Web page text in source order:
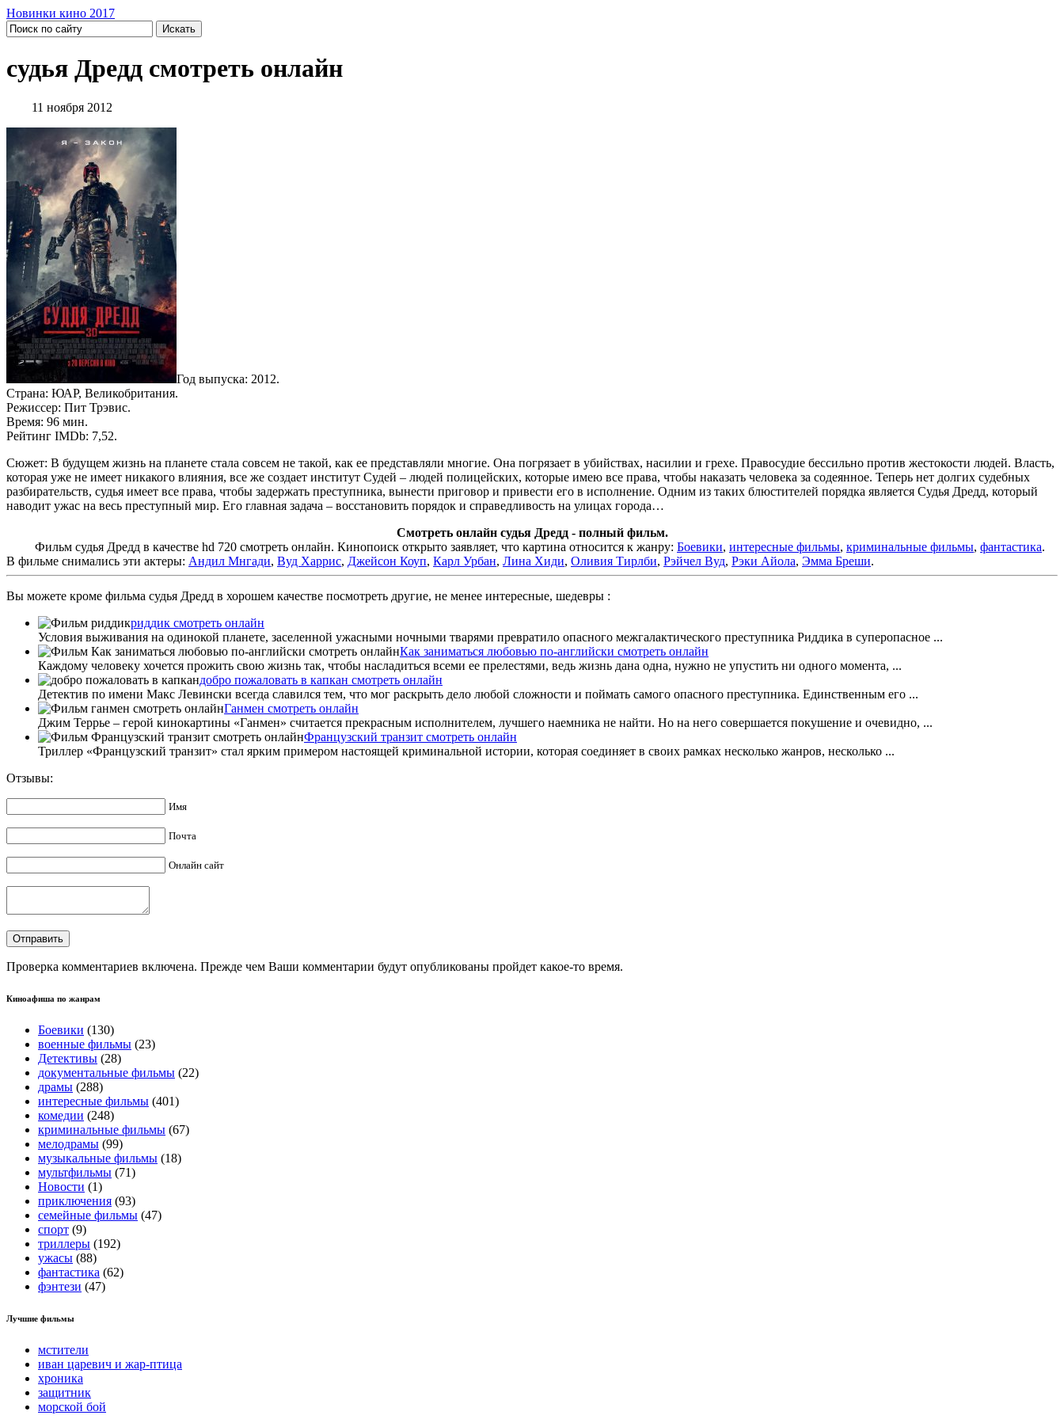
Новинки кино 2017
судья Дредд смотреть онлайн
11 ноября 2012
Год выпуска: 2012.
Страна: ЮАР, Великобритания.
Режиссер: Пит Трэвис.
Время: 96 мин.
Рейтинг IMDb: 7,52.
Сюжет: В будущем жизнь на планете стала совсем не такой, как ее представляли многие. Она погрязает в убийствах, насилии и грехе. Правосудие бессильно против жестокости людей. Власть,
которая уже не имеет никакого влияния, все же создает институт Судей – людей полицейских, которые имею все права, чтобы наказать человека за содеянное. Теперь нет долгих судебных
разбирательств, судья имеет все права, чтобы задержать преступника, вынести приговор и привести его в исполнение. Одним из таких блюстителей порядка является Судья Дредд, который
наводит ужас на весь преступный мир. Его главная задача – восстановить порядок и справедливость на улицах города…
Смотреть онлайн судья Дредд - полный фильм.
Фильм судья Дредд в качестве hd 720 смотреть онлайн. Кинопоиск открыто заявляет, что картина относится к жанру: Боевики, интересные фильмы, криминальные фильмы, фантастика.
В фильме снимались эти актеры: Андил Мнгади, Вуд Харрис, Джейсон Коуп, Карл Урбан, Лина Хиди, Оливия Тирлби, Рэйчел Вуд, Рэки Айола, Эмма Бреши.
Вы можете кроме фильма судья Дредд в хорошем качестве посмотреть другие, не менее интересные, шедевры :
риддик смотреть онлайн
Условия выживания на одинокой планете, заселенной ужасными ночными тварями превратило опасного межгалактического преступника Риддика в суперопасное ...
Как заниматься любовью по-английски смотреть онлайн
Каждому человеку хочется прожить свою жизнь так, чтобы насладиться всеми ее прелестями, ведь жизнь дана одна, нужно не упустить ни одного момента, ...
добро пожаловать в капкан смотреть онлайн
Детектив по имени Макс Левински всегда славился тем, что мог раскрыть дело любой сложности и поймать самого опасного преступника. Единственным его ...
Ганмен смотреть онлайн
Джим Террье – герой кинокартины «Ганмен» считается прекрасным исполнителем, лучшего наемника не найти. Но на него совершается покушение и очевидно, ...
Французский транзит смотреть онлайн
Триллер «Французский транзит» стал ярким примером настоящей криминальной истории, которая соединяет в своих рамках несколько жанров, несколько ...
Отзывы:
Имя
Почта
Онлайн сайт
Проверка комментариев включена. Прежде чем Ваши комментарии будут опубликованы пройдет какое-то время.
Киноафиша по жанрам
Боевики (130)
военные фильмы (23)
Детективы (28)
документальные фильмы (22)
драмы (288)
интересные фильмы (401)
комедии (248)
криминальные фильмы (67)
мелодрамы (99)
музыкальные фильмы (18)
мультфильмы (71)
Новости (1)
приключения (93)
семейные фильмы (47)
спорт (9)
триллеры (192)
ужасы (88)
фантастика (62)
фэнтези (47)
Лучшие фильмы
мстители
иван царевич и жар-птица
хроника
защитник
морской бой